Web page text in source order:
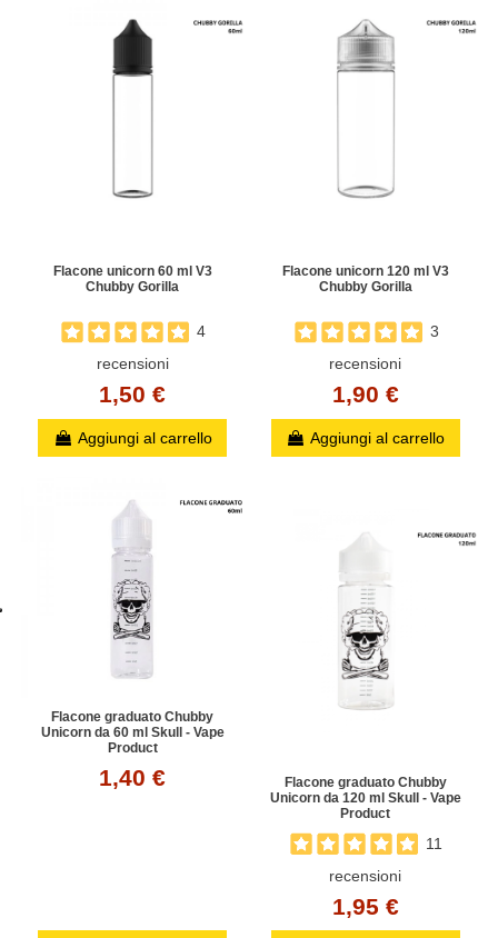
Flacone unicorn 60 ml V3
Chubby Gorilla
4
recensioni
1,50 €
Aggiungi al carrello
Flacone unicorn 120 ml V3
Chubby Gorilla
3
recensioni
1,90 €
Aggiungi al carrello
Flacone graduato Chubby
Unicorn da 60 ml Skull - Vape
Product
1,40 €
Flacone graduato Chubby
Unicorn da 120 ml Skull - Vape
Product
11
recensioni
1,95 €